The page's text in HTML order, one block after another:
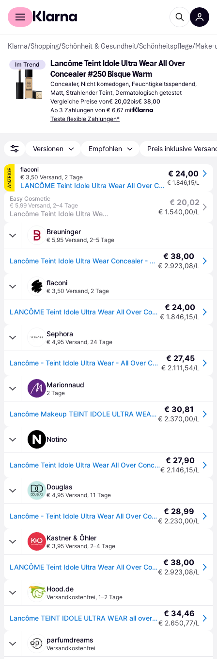
Für Shopper
Klarna/Shopping/Schönheit & Gesundheit/Schönheitspflege/Make-
Im Trend
Lancôme Teint Idole Ultra Wear All Over
Concealer #250 Bisque Warm
Concealer, Nicht komedogen, Feuchtigkeitsspendend,
Matt, Strahlender Teint, Dermatologisch getestet
Vergleiche Preise von€ 20,02bis€ 38,00
Ab 3 Zahlungen von € 6,67 mit
Teste flexible Zahlungen*
Versionen Empfohlen Preis inklusive
ANZEIGE
flaconi
€ 3,50 Versand, 2 Tage
LANCÔME Teint Idole Ultra Wear All Over Concealer 13 ml Nr. 025 - Beige Lin
€ 24,00
€ 1.846,15/L
Easy Cosmetic
€ 5,99 Versand, 2–4 Tage
Lancôme Teint Idole Ultra Wear All Over Concealer Pflege 13 ml € 1.540,00/L
€ 20,02
Breuninger
€ 5,95 Versand, 2–5 Tage
Lancôme Teint Idole Ultra Wear Concealer - BEIGE LIN € 38,00
€ 2.923,08/L
flaconi
€ 3,50 Versand, 2 Tage
LANCÔME Teint Idole Ultra Wear All Over Concealer 13 ml Nr. 025 - Beige Lin € 24,00
€ 1.846,15/L
Sephora
€ 4,95 Versand, 24 Tage
Lancôme - Teint Idole Ultra Wear - All Over Concealer - teint Idole Ultra All Over Concealer 250 - 025 Beige Lin - 13.5 ml € 27,45
€ 2.111,54/L
Marionnaud
2 Tage
Lancôme Makeup TEINT IDOLE ULTRA WEAR ALL OVER CONCEALER - 025 BEIGE LIN € 30,81
€ 2.370,00/L
Notino
Lancôme Teint Idole Ultra Wear All Over Concealer Langzeit-Korrektor Farbton 025 Beige Lin 13 ml € 27,90
€ 2.146,15/L
Douglas
€ 4,95 Versand, 11 Tage
Lancôme - Teint Idole Ultra Wear All Over Concealer 13 ml 025 - BEIGE LIN - Nude € 28,99
€ 2.230,00/L
Kastner & Öhler
€ 3,95 Versand, 2–4 Tage
LANCÔME Teint Idole Ultra Wear All Over Concealer ( 025 Beige Lin ) - hellbraun - EG € 38,00
€ 2.923,08/L
Hood.de
Versandkostenfrei, 1–2 Tage
Lancôme TEINT IDOLE ULTRA WEAR all over concealer #025 € 34,46
€ 2.650,77/L
parfumdreams
Versandkostenfrei